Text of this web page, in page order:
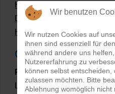
Hollow Man Fotografie |
Dateiformate und Bilder mit
Hollowman und
Google
PRO-ducto GmbH,
Lichtenau
Wir benutzen
Wir nutzen Cookies auf
ihnen sind essenziell für
während andere uns
Nutzererfahrung zu
können selbst entscheiden,
zulassen möchten. Bitte
Ablehnung womöglich